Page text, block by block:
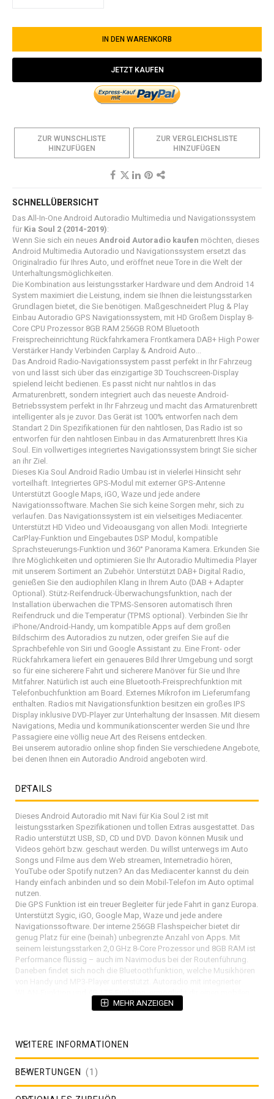
IN DEN WARENKORB
JETZT KAUFEN
ZUR WUNSCHLISTE
HINZUFÜGEN
ZUR VERGLEICHSLISTE
HINZUFÜGEN
SCHNELLÜBERSICHT
Das All-In-One Android Autoradio Multimedia und Navigationssystem
für Kia Soul 2 (2014-2019):
Wenn Sie sich ein neuesAndroid Autoradio kaufen möchten, dieses
Android Multimedia Autoradio und Navigationssystem ersetzt das
Originalradio für Ihres Auto, und eröffnet neue Tore in die Welt der
Unterhaltungsmöglichkeiten.
Die Kombination aus leistungsstarker Hardware und dem Android 14
System maximiert die Leistung, indem sie Ihnen die leistungsstarken
Grundlagen bietet, die Sie benötigen. Maßgeschneidert Plug & Play
Einbau Autoradio GPS Navigationssystem, mit HD Großem Display 8-
Core CPU Prozessor 8GB RAM 256GB ROM Bluetooth
Freisprecheinrichtung​ Rückfahrkamera Frontkamera DAB+​ High Power
Verstärker Handy Verbinden Carplay & Android Auto...
Das Android Radio-Navigationssystem passt perfekt in Ihr Fahrzeug
von und lässt sich über das einzigartige 3D Touchscreen-Display
spielend leicht bedienen. Es passt nicht nur nahtlos in das
Armaturenbrett, sondern integriert auch das neueste Android-
Betriebssystem perfekt in Ihr Fahrzeug und macht das Armaturenbrett
intelligenter als je zuvor. Das Gerät ist 100% entworfen nach dem
Standart 2 Din Spezifikationen für den nahtlosen, Das Radio ist so
entworfen für den nahtlosen Einbau in das Armaturenbrett Ihres Kia
Soul. Ein vollwertiges integriertes Navigationssystem bringt Sie sicher
an ihr Ziel.
Dieses Kia Soul Android Radio Umbau​ ist in vielerlei Hinsicht sehr
vorteilhaft. Integriertes GPS-Modul mit externer GPS-Antenne
Unterstützt Google Maps, iGO, Waze und jede andere
Navigationssoftware. Machen Sie sich keine Sorgen mehr, sich zu
verlaufen. Das Navigationssystem ist ein vielseitiges Mediacenter.
Unterstützt HD Video und Videoausgang von allen Modi. Integrierte
CarPlay-Funktion und Eingebautes DSP Modul, kompatible
Sprachsteuerungs-Funktion und 360° Panorama Kamera. Erkunden Sie
Ihre Möglichkeiten und optimieren Sie Ihr Autoradio Multimedia Player
mit unserem Sortiment an Zubehör. Unterstützt DAB+ Digital Radio,
genießen Sie den audiophilen Klang in Ihrem Auto (DAB + Adapter
Optional). Stütz-Reifendruck-Überwachungsfunktion, nach der
Installation überwachen die TPMS-Sensoren automatisch Ihren
Reifendruck und die Temperatur (TPMS optional). Verbinden Sie Ihr
iPhone/Android-Handy, um kompatible Apps auf dem großen
Bildschirm des Autoradios zu nutzen, oder greifen Sie auf die
Sprachbefehle von Siri und Google Assistant zu. Eine Front- oder
Rückfahrkamera liefert ein genaueres Bild Ihrer Umgebung und sorgt
so für eine sicherere Fahrt und sicherere Manöver für Sie und Ihre
Mitfahrer. Natürlich ist auch eine Bluetooth-Freisprechfunktion mit
Telefonbuchfunktion am Board. Externes Mikrofon im Lieferumfang
enthalten. Radios mit Navigationsfunktion besitzen ein großes IPS
Display inklusive DVD-Player zur Unterhaltung der Insassen. Mit diesem
Navigations, Media und kommunikationscenter werden Sie und Ihre
Passagiere eine völlig neue Art des Reisens entdecken.
Bei unserem autoradio online shop finden Sie verschiedene Angebote,
bei denen Ihnen ein Autoradio Android angeboten wird.
DETAILS
Dieses Android Autoradio mit Navi für Kia Soul 2 ist mit
leistungsstarken Spezifikationen und tollen Extras ausgestattet. Das
Radio unterstützt USB, SD, CD und DVD. Davon können Musik und
Videos gehört bzw. geschaut werden. Du willst unterwegs im Auto
Songs und Filme aus dem Web streamen, Internetradio hören,
YouTube oder Spotify nutzen? An das Mediacenter kannst du dein
Handy einfach anbinden und so dein Mobil-Telefon im Auto optimal
nutzen.
Die GPS Funktion ist ein treuer Begleiter für jede Fahrt in ganz Europa.
Unterstützt Sygic, iGO, Google Map, Waze und jede andere
Navigationssoftware. Der interne 256GB Flashspeicher bietet dir
genug Platz für eine (beinah) unbegrenzte Anzahl von Apps. Mit
seinem leistungsstarken 2,0 GHz 8-Core Prozessor und 8GB RAM ist
Performance flüssig – auch im Navimodus bei der Routenführung.
Daneben findet sich noch die Bluetoothfunktion, welche Musikhören
WLAN-Funktion und 4G-LTE-Funktion, ermöglicht dir einen mobilen
Webzugang und Zugriff auf YouTube, Navigation, Internetradio,
Spotify, etc. Kompatibel Sprachsteuerungs-Funktion und CarPlay-
Modul. Eine Hands-Free Funktion, mit der Sie sicher am Steuer über
das Autoradio freisprechen können, rundet die Funktionspalette ab.
Das Radio hat einen großen HD Touchscreen und ein modernes
360-Kamera-Parkplatz-Rundumsichtsystem für Autos nutzt vier
MEHR ANZEIGEN
WEITERE INFORMATIONEN
BEWERTUNGEN 1